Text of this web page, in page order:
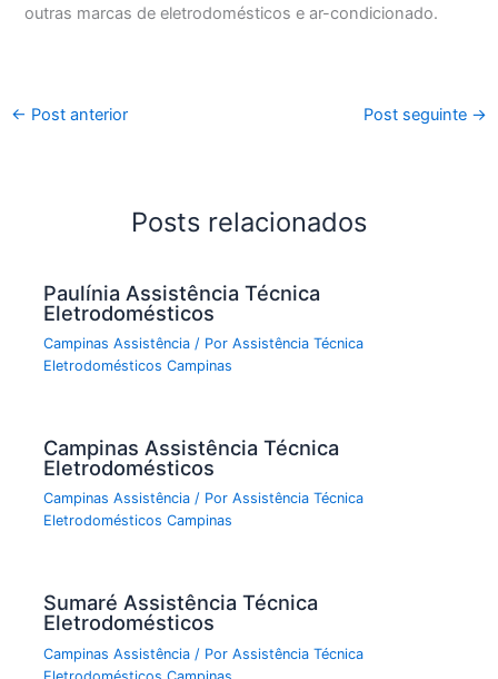
outras marcas de eletrodomésticos e ar-condicionado.
← Post anterior Post seguinte →
Posts relacionados
Paulínia Assistência Técnica
Eletrodomésticos
Campinas Assistência / PorAssistência Técnica
Eletrodomésticos Campinas
Campinas Assistência Técnica
Eletrodomésticos
Campinas Assistência / PorAssistência Técnica
Eletrodomésticos Campinas
Sumaré Assistência Técnica
Eletrodomésticos
Campinas Assistência / PorAssistência Técnica